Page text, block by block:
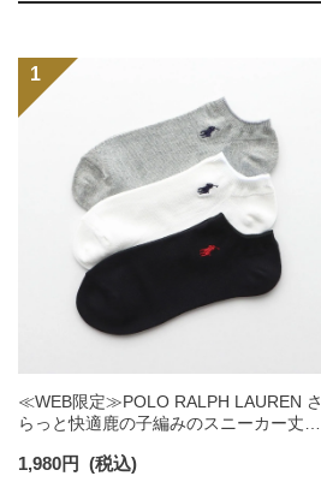
≪WEB限定≫POLO RALPH LAUREN さ
らっと快適鹿の子編みのスニーカー丈ソ
ズ レディース 92022800
1,980円 (税込)